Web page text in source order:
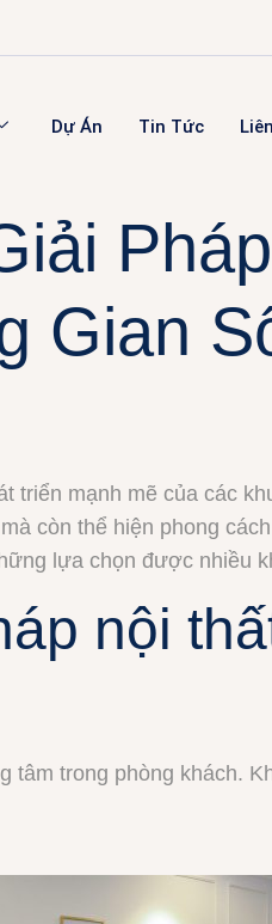
Dự Án Tin Tức
Gian
triển mạnh mẽ của các
còn thể hiện phong
lựa chọn được nhiều
nội
tâm trong phòng khách.